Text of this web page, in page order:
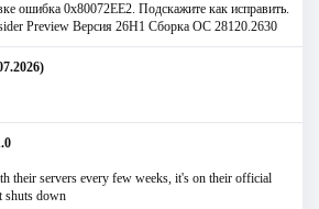
ошибка 0х80072EE2. Подскажите как исправить.
Preview Версия 26H1 Сборка ОС 28120.2630
their servers every few weeks, it's on their official
shuts down